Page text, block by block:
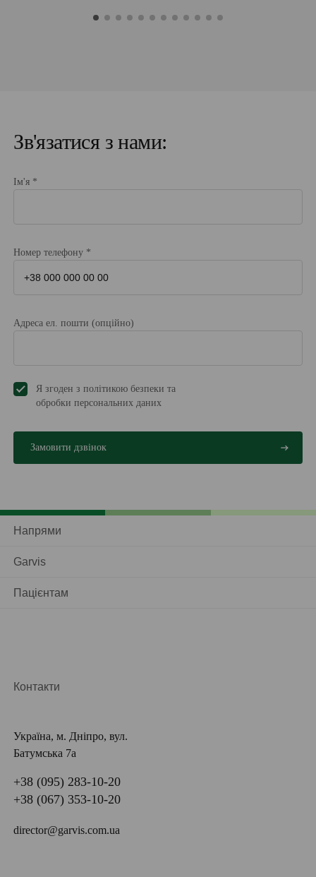
Зв'язатися з нами:
Ім'я *
Номер телефону *
Адреса ел. пошти (опційно)
Я згоден з політикою безпеки та
обробки персональних даниx
Напрями
Garvis
Пацієнтам
Контакти
Україна, м. Дніпро, вул.
Батумська 7а
+38 (095) 283-10-20
+38 (067) 353-10-20
director@garvis.com.ua